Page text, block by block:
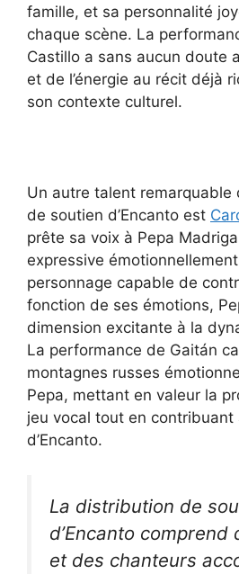
famille, et sa personnalité
chaque scène. La
Castillo a sans aucun doute
et de l’énergie au récit déjà
son contexte culturel.
Un autre talent remarquable
de soutien d’Encanto est
prête sa voix à Pepa
expressive
personnage capable de
fonction de ses émotions,
dimension excitante à la
La performance de Gaitán
montagnes russes
Pepa, mettant en valeur la
jeu vocal tout en
d’Encanto.
La distribution de
d’Encanto comprend
et des chanteurs